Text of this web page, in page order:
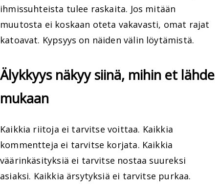
ihmissuhteista tulee raskaita. Jos mitään
muutosta ei koskaan oteta vakavasti, omat rajat
katoavat. Kypsyys on näiden välin löytämistä.
Älykkyys näkyy siinä, mihin et lähde
mukaan
Kaikkia riitoja ei tarvitse voittaa. Kaikkia
kommentteja ei tarvitse korjata. Kaikkia
väärinkäsityksiä ei tarvitse nostaa suureksi
asiaksi. Kaikkia ärsytyksiä ei tarvitse purkaa.